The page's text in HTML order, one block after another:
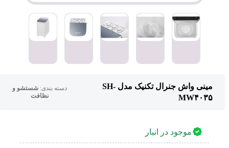
مینی‌ واش جنرال تکنیک مدل SH-
MW۴۰۳۵
دسته بندی:شستشو و
نظافت
موجود در انبار